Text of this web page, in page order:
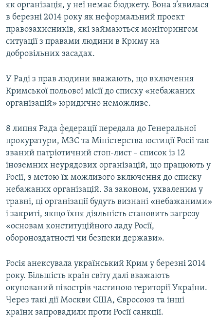
як організація, у неї немає бюджету. Вона з’явилася
в березні 2014 року як неформальний проект
правозахисників, які займаються моніторингом
ситуації з правами людини в Криму на
добровільних засадах.
У Раді з прав людини вважають, що включення
Кримської польової місії до списку «небажаних
організацій» юридично неможливе.
8 липня Рада федерації передала до Генеральної
прокуратури, МЗС та Міністерства юстиції Росії так
званий патріотичний стоп-лист – список із 12
іноземних неурядових організацій, що працюють у
Росії, з метою їх можливого включення до списку
небажаних організацій. За законом, ухваленим у
травні, ці організації будуть визнані «небажаними»
і закриті, якщо їхня діяльність становить загрозу
«основам конституційного ладу Росії,
обороноздатності чи безпеки держави».
Росія анексувала український Крим у березні 2014
року. Більшість країн світу далі вважають
окупований півострів частиною території України.
Через такі дії Москви США, Євросоюз та інші
країни запровадили проти Росії санкції.